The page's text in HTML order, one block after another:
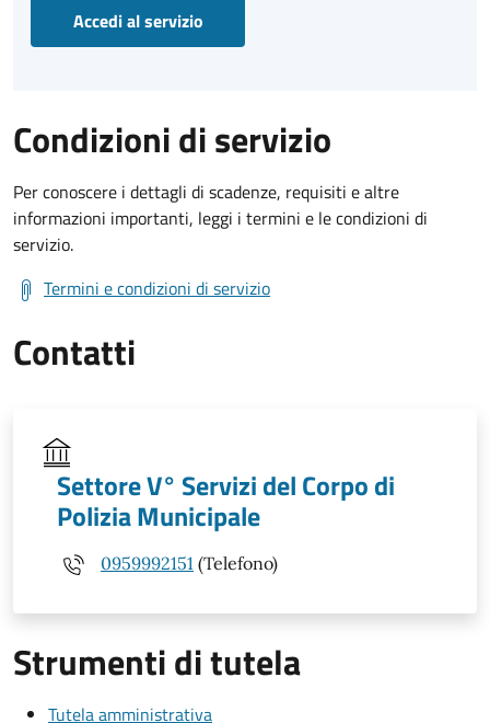
Accedi al servizio
Condizioni di servizio
Per conoscere i dettagli di scadenze, requisiti e altre
informazioni importanti, leggi i termini e le condizioni di
servizio.
Termini e condizioni di servizio
Contatti
Settore V° Servizi del Corpo di
Polizia Municipale
0959992151 (Telefono)
Strumenti di tutela
Tutela amministrativa